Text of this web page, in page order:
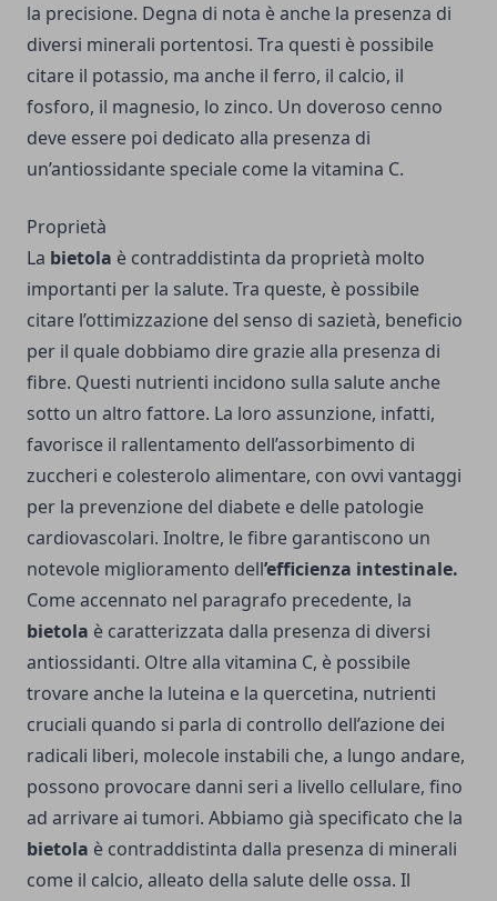
la precisione. Degna di nota è anche la presenza di
diversi minerali portentosi. Tra questi è possibile
citare il potassio, ma anche il ferro, il calcio, il
fosforo, il magnesio, lo zinco. Un doveroso cenno
deve essere poi dedicato alla presenza di
un’antiossidante speciale come la vitamina C.
Proprietà
La bietola è contraddistinta da proprietà molto
importanti per la salute. Tra queste, è possibile
citare l’ottimizzazione del senso di sazietà, beneficio
per il quale dobbiamo dire grazie alla presenza di
fibre. Questi nutrienti incidono sulla salute anche
sotto un altro fattore. La loro assunzione, infatti,
favorisce il rallentamento dell’assorbimento di
zuccheri e colesterolo alimentare, con ovvi vantaggi
per la prevenzione del diabete e delle patologie
cardiovascolari. Inoltre, le fibre garantiscono un
notevole miglioramento dell’efficienza intestinale.
Come accennato nel paragrafo precedente, la
bietola è caratterizzata dalla presenza di diversi
antiossidanti. Oltre alla vitamina C, è possibile
trovare anche la luteina e la quercetina, nutrienti
cruciali quando si parla di controllo dell’azione dei
radicali liberi, molecole instabili che, a lungo andare,
possono provocare danni seri a livello cellulare, fino
ad arrivare ai tumori. Abbiamo già specificato che la
bietola è contraddistinta dalla presenza di minerali
come il calcio, alleato della salute delle ossa. Il